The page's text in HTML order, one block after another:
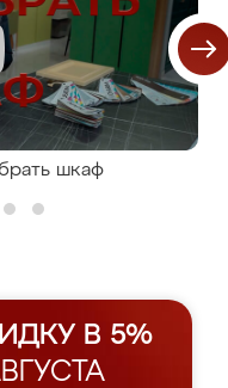
шкаф
В 5%